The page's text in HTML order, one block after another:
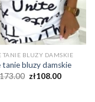
TANIE BLUZY DAMSKIE
tanie bluzy damskie
zł108.00